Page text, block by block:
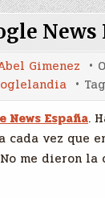
News
Gimenez
News España.
cada vez que
me dieron